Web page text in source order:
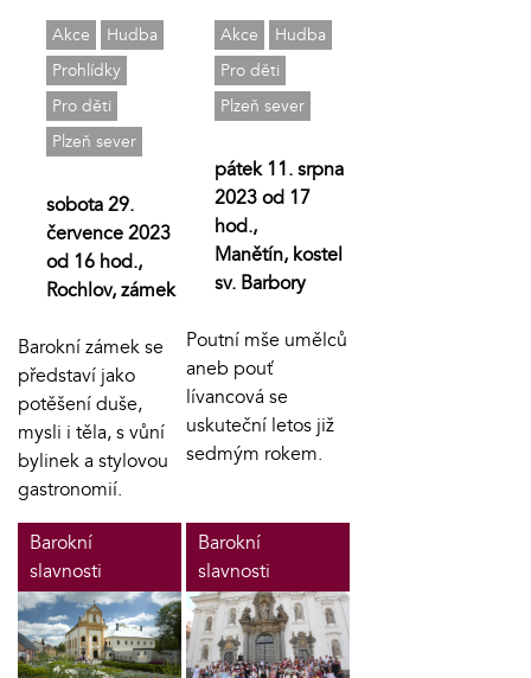
Akce
Hudba
Prohlídky
Pro děti
Plzeň sever
sobota 29.
července 2023
od 16 hod.,
Rochlov, zámek
Barokní zámek se
představí jako
potěšení duše,
mysli i těla, s vůní
bylinek a stylovou
gastronomií.
Akce
Hudba
Pro děti
Plzeň sever
pátek 11. srpna
2023 od 17
hod.,
Manětín, kostel
sv. Barbory
Poutní mše umělců
aneb pouť
lívancová se
uskuteční letos již
sedmým rokem.
Barokní
slavnosti
Barokní
slavnosti